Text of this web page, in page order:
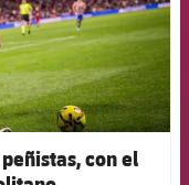
con el